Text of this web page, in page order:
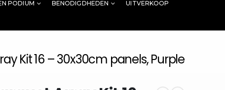
PODIUM BENODIGDHEDEN UITVERKOOP
Kit 16 – 30x30cm panels, Purple